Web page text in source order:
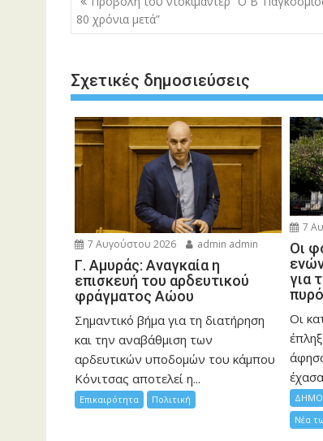
άρθρων
80 χρόνια μετά”
Σχετικές δημοσιεύσεις
7 Αυγούστου 2026 admin admin
Γ. Αμυράς: Αναγκαία η
επισκευή του αρδευτικού
φράγματος Αώου
Σημαντικό βήμα για τη διατήρηση
και την αναβάθμιση των
αρδευτικών υποδομών του κάμπου
Κόνιτσας αποτελεί η...
Επικαιρότητα Πολιτική
7
Οι
για
Οι
Νέα